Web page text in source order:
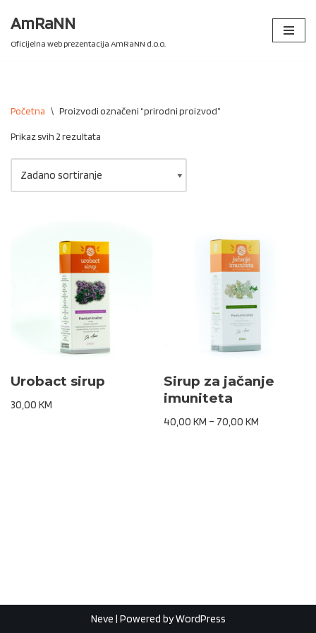
Skip
AmRaNN
Oficijelna web prezentacija AmRaNN d.o.o.
Početna \ Proizvodi označeni “prirodni proizvod”
Prikaz svih 2 rezultata
Urobact sirup
30,00 KM
Sirup za jačanje
imuniteta
40,00KM – 70,00KM
Neve | Powered byWordPress